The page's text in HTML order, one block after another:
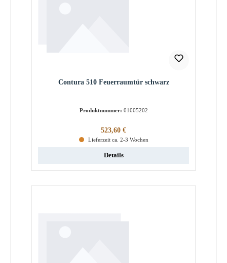
Contura 510 Feuerraumtür schwarz
Produktnummer: 01005202
Regulärer Preis:
523,60 €
Lieferzeit ca. 2-3 Wochen
Details